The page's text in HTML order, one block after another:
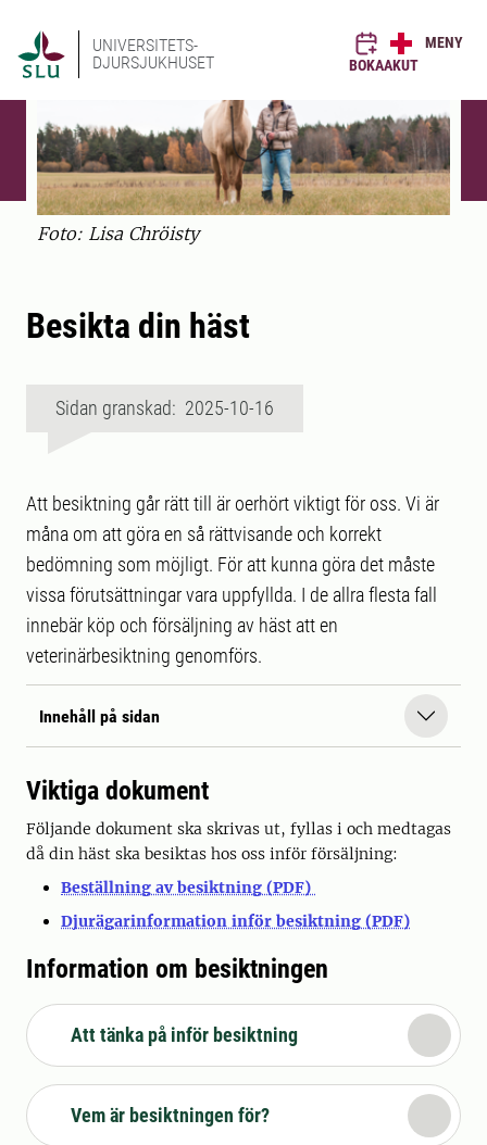
UNIVERSITETS-
DJURSJUKHUSET
BOKAAKUT
MENY
Foto: Lisa Chröisty
Besikta din häst
Sidan granskad: 2025-10-16
Att besiktning går rätt till är oerhört viktigt för oss. Vi är
måna om att göra en så rättvisande och korrekt
bedömning som möjligt. För att kunna göra det måste
vissa förutsättningar vara uppfyllda. I de allra flesta fall
innebär köp och försäljning av häst att en
veterinärbesiktning genomförs.
Innehåll på sidan
Viktiga dokument
Följande dokument ska skrivas ut, fyllas i och medtagas
då din häst ska besiktas hos oss inför försäljning:
Beställning av besiktning (PDF)
Djurägarinformation inför besiktning (PDF)
Information om besiktningen
Att tänka på inför besiktning
Vem är besiktningen för?